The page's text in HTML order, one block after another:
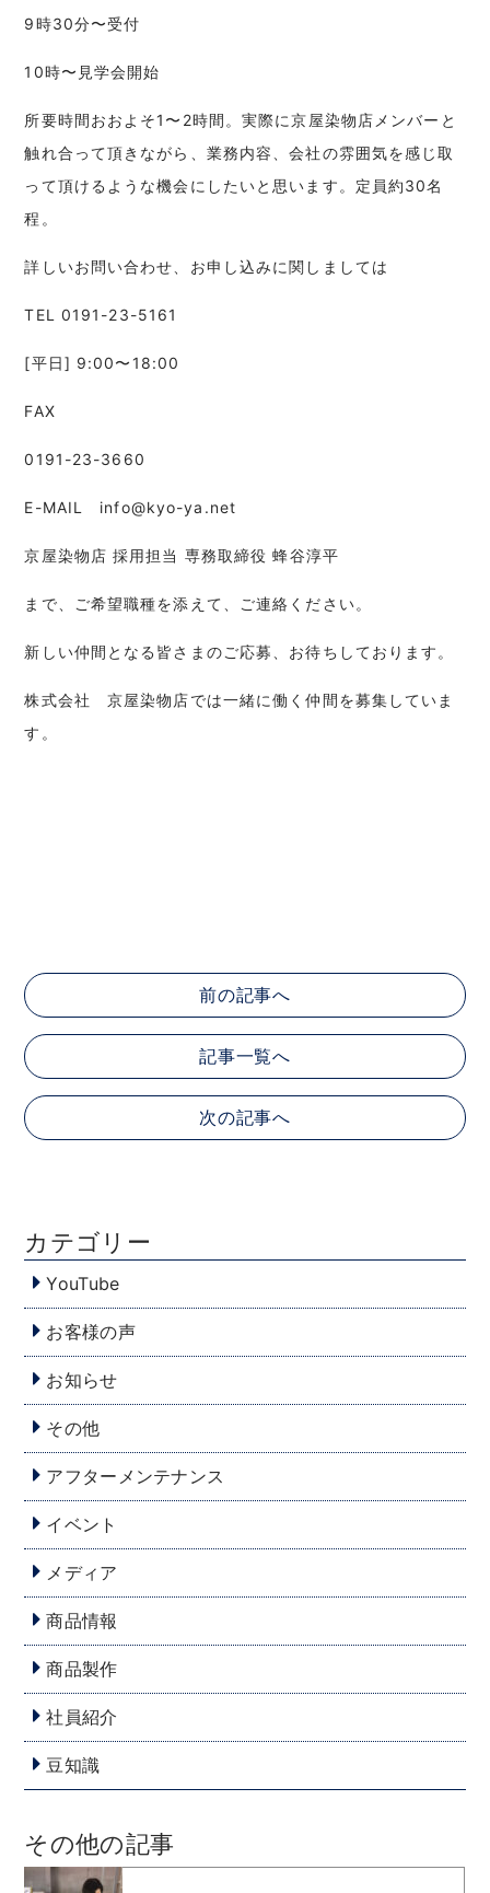
9時30分〜受付
10時〜見学会開始
所要時間おおよそ1〜2時間。実際に京屋染物店メンバーと
触れ合って頂きながら、業務内容、会社の雰囲気を感じ取
って頂けるような機会にしたいと思います。定員約30名
程。
詳しいお問い合わせ、お申し込みに関しましては
TEL 0191-23-5161
[平日] 9:00〜18:00
FAX
0191-23-3660
E-MAIL info@kyo-ya.net
京屋染物店 採用担当 専務取締役 蜂谷淳平
まで、ご希望職種を添えて、ご連絡ください。
新しい仲間となる皆さまのご応募、お待ちしております。
株式会社 京屋染物店では一緒に働く仲間を募集していま
す。
前の記事へ
記事一覧へ
次の記事へ
カテゴリー
YouTube
お客様の声
お知らせ
その他
アフターメンテナンス
イベント
メディア
商品情報
商品製作
社員紹介
豆知識
その他の記事